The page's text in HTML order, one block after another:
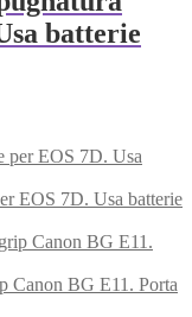
batterie
EOS 7D. Usa batterie
Canon BG E11. Porta